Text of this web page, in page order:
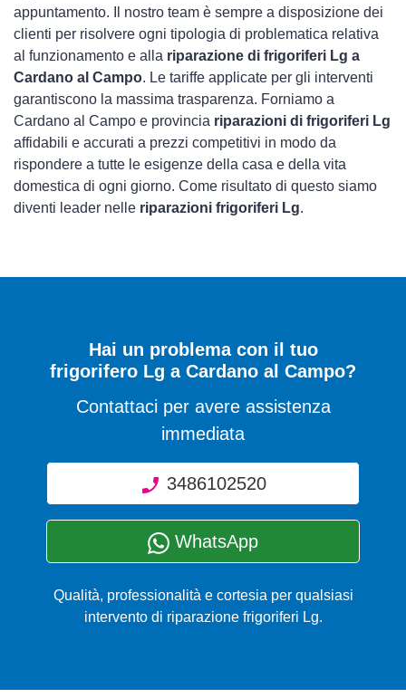
appuntamento. Il nostro team è sempre a disposizione dei
clienti per risolvere ogni tipologia di problematica relativa
al funzionamento e alla riparazione di frigoriferi Lg a
Cardano al Campo. Le tariffe applicate per gli interventi
garantiscono la massima trasparenza. Forniamo a
Cardano al Campo e provincia riparazioni di frigoriferi Lg
affidabili e accurati a prezzi competitivi in modo da
rispondere a tutte le esigenze della casa e della vita
domestica di ogni giorno. Come risultato di questo siamo
diventi leader nelle riparazioni frigoriferi Lg.
Hai un problema con il tuo
frigorifero Lg a Cardano al Campo?
Contattaci per avere assistenza
immediata
3486102520
WhatsApp
Qualità, professionalità e cortesia per qualsiasi
intervento di riparazione frigoriferi Lg.